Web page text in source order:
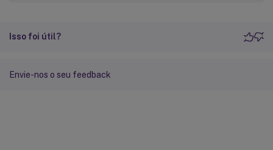
Isso foi útil?
Envie-nos o seu feedback